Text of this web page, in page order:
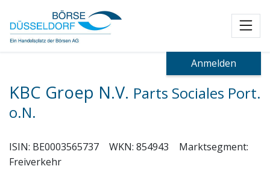
Anmelden
KBC Groep N.V. Parts Sociales Port.
o.N.
ISIN: BE0003565737 WKN: 854943
Marktsegment:
Freiverkehr